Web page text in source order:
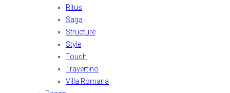
Ritus
Saga
Structure
Style
Touch
Travertino
Villa Romana